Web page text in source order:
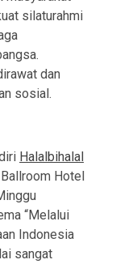
silaturahmi
dan
sosial.
Halalbihalal
Hotel
“Melalui
Indonesia
sangat